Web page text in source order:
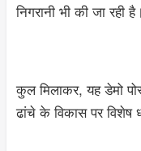
निगरानी भी की जा रही है।
कुल मिलाकर, यह डेमो
ढांचे के विकास पर विशेष